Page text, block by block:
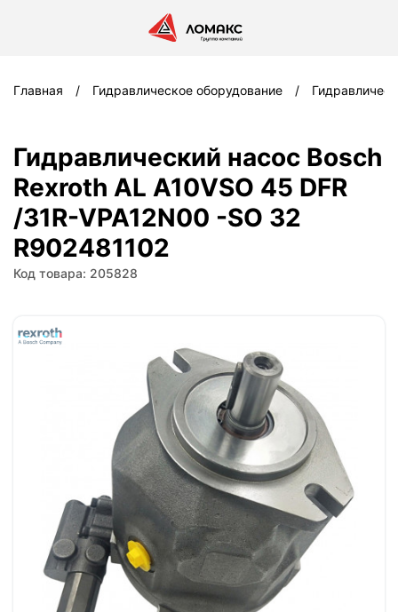
Главная Гидравлическое оборудование
Гидравлический насос Bosch
Rexroth AL A10VSO 45 DFR
/31R-VPA12N00 -SO 32
R902481102
Код товара: 205828